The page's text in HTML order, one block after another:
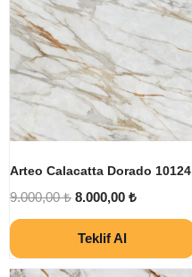
Arteo Calacatta Dorado 10124
9.000,00₺ 8.000,00 ₺
Teklif Al